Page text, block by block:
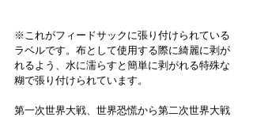
※これがフィードサックに張り付けられている
ラベルです。布として使用する際に綺麗に剥が
れるよう、水に濡らすと簡単に剥がれる特殊な
糊で張り付けられています。
第一次世界大戦、世界恐慌から第二次世界大戦